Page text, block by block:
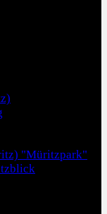
"Müritzpark"